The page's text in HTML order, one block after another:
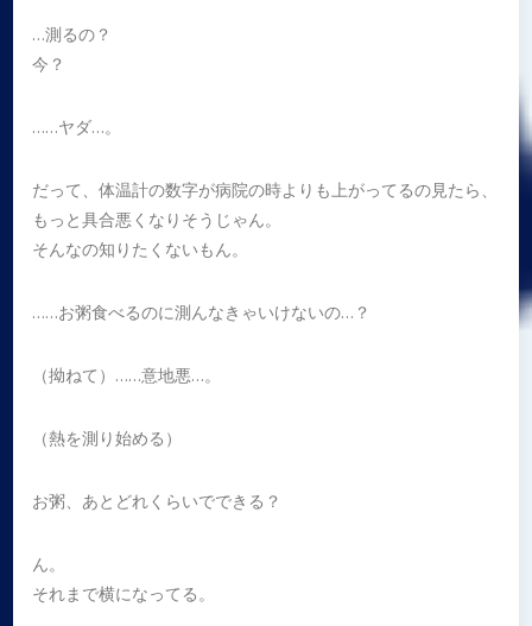
…測るの？
今？
……ヤダ…。
だって、体温計の数字が病院の時よりも上がってるの見たら、
もっと具合悪くなりそうじゃん。
そんなの知りたくないもん。
……お粥食べるのに測んなきゃいけないの…？
（拗ねて）……意地悪…。
（熱を測り始める）
お粥、あとどれくらいでできる？
ん。
それまで横になってる。